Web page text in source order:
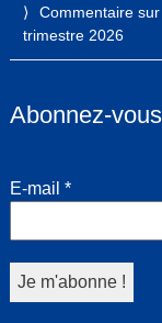
Commentaire
trimestre 2026
Abonnez-
E-mail *